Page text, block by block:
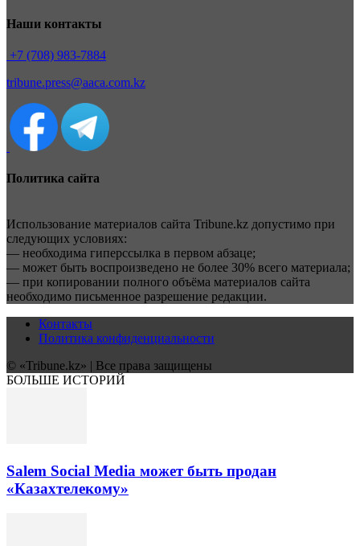
Наши контакты
+7 (708) 983-7884
tribune.press@aaca.com.kz
Политика сайта
Использование материалов сайта Tribune.kz допустимо при
следующих условиях:
— необходима гиперссылка в первом абзаце;
— может быть воспроизведено не более 30% всего материала;
— при копировании полного объёма материалов сайта
необходимо письменное разрешение редакции.
Контакты
Политика конфиденциальности
© «Tribune.kz» | Все права защищены
БОЛЬШЕ ИСТОРИЙ
Salem Social Media может быть продан
«Казахтелекому»